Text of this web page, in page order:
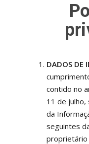
DADOS DE
contido no
11 de julho,
da
seguintes
proprietário